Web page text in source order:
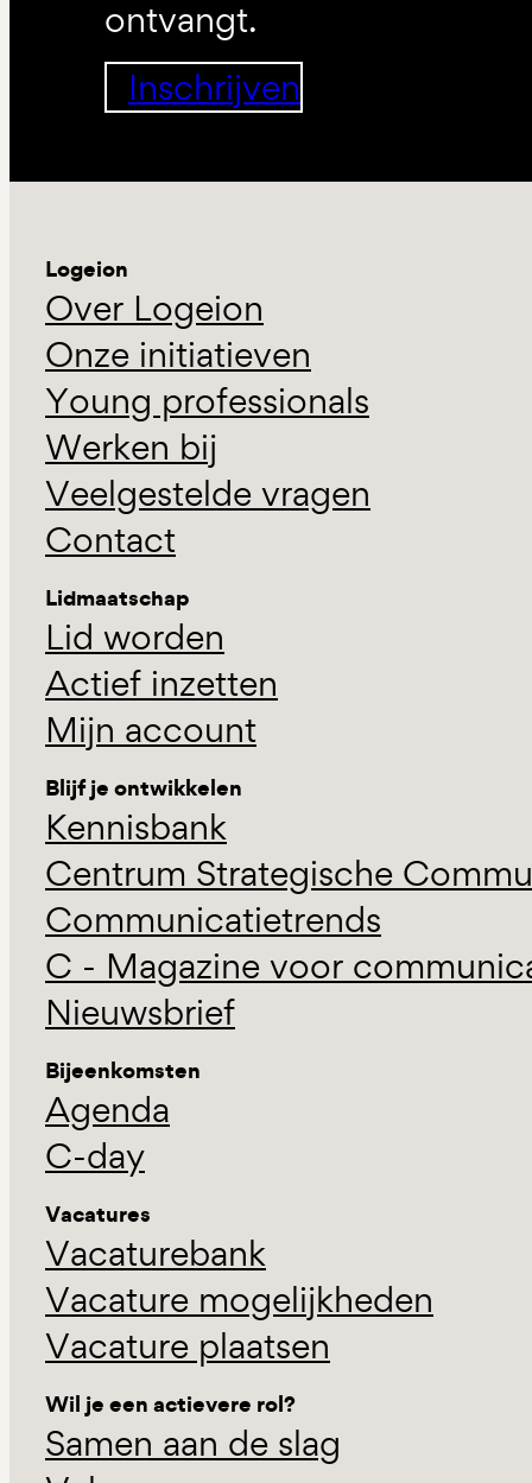
ontvangt.
Inschrijven
Logeion
Over Logeion
Onze initiatieven
Young professionals
Werken bij
Veelgestelde vragen
Contact
Lidmaatschap
Lid worden
Actief inzetten
Mijn account
Blijf je ontwikkelen
Kennisbank
Centrum Strategische
Communicatietrends
C - Magazine voor
Nieuwsbrief
Bijeenkomsten
Agenda
C-day
Vacatures
Vacaturebank
Vacature mogelijkheden
Vacature plaatsen
Wil je een actievere rol?
Samen aan de slag